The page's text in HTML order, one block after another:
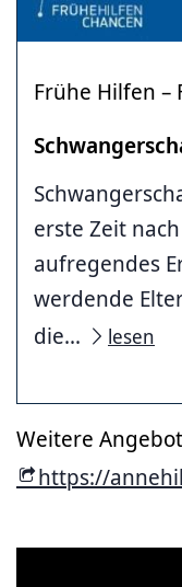
Frühe Hilfen –
erste Zeit
aufregendes
werdende
die...
lesen
Weitere
https://